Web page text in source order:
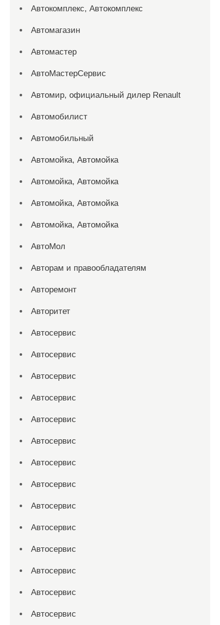
Автокомплекс, Автокомплекс
Автомагазин
Автомастер
АвтоМастерСервис
Автомир, официальный дилер Renault
Автомобилист
Автомобильный
Автомойка, Автомойка
Автомойка, Автомойка
Автомойка, Автомойка
Автомойка, Автомойка
АвтоМол
Авторам и правообладателям
Авторемонт
Авторитет
Автосервис
Автосервис
Автосервис
Автосервис
Автосервис
Автосервис
Автосервис
Автосервис
Автосервис
Автосервис
Автосервис
Автосервис
Автосервис
Автосервис